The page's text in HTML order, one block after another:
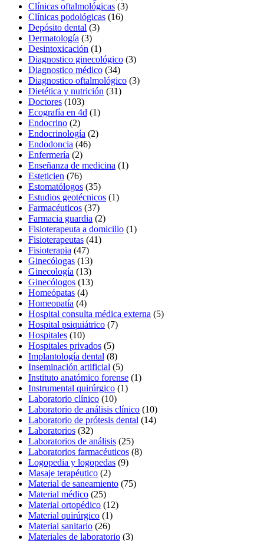
Clínicas oftalmológicas (3)
Clínicas podológicas (16)
Depósito dental (3)
Dermatología (3)
Desintoxicación (1)
Diagnostico ginecológico (3)
Diagnostico médico (34)
Diagnostico oftalmológico (3)
Dietética y nutrición (31)
Doctores (103)
Ecografía en 4d (1)
Endocrino (2)
Endocrinología (2)
Endodoncia (46)
Enfermería (2)
Enseñanza de medicina (1)
Esteticien (76)
Estomatólogos (35)
Estudios geotécnicos (1)
Farmacéuticos (37)
Farmacia guardia (2)
Fisioterapeuta a domicilio (1)
Fisioterapeutas (41)
Fisioterapia (47)
Ginecólogas (13)
Ginecología (13)
Ginecólogos (13)
Homeópatas (4)
Homeopatía (4)
Hospital consulta médica externa (5)
Hospital psiquiátrico (7)
Hospitales (10)
Hospitales privados (5)
Implantología dental (8)
Inseminación artificial (5)
Instituto anatómico forense (1)
Instrumental quirúrgico (1)
Laboratorio clínico (10)
Laboratorio de análisis clínico (10)
Laboratorio de prótesis dental (14)
Laboratorios (32)
Laboratorios de análisis (25)
Laboratorios farmacéuticos (8)
Logopedia y logopedas (9)
Masaje terapéutico (2)
Material de saneamiento (75)
Material médico (25)
Material ortopédico (12)
Material quirúrgico (1)
Material sanitario (26)
Materiales de laboratorio (3)